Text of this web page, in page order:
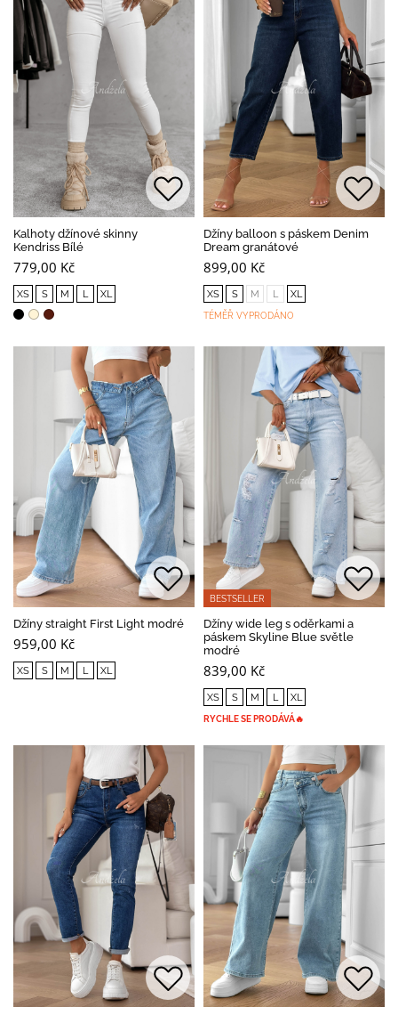
Kalhoty džínové skinny
Kendriss Bílé
779,00 Kč
XS S M L XL
Džíny balloon s páskem Denim
Dream granátové
899,00 Kč
XS S M L XL
TÉMĚŘ VYPRODÁNO
Džíny straight First Light modré
959,00 Kč
XS S M L XL
BESTSELLER
Džíny wide leg s oděrkami a
páskem Skyline Blue světle
modré
839,00 Kč
XS S M L XL
RYCHLE SE PRODÁVÁ🔥